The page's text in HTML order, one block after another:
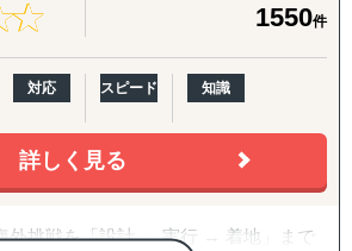
★
★ 1550件
対応 スピード 知識
詳しく見る
外挑戦を「設計 → 実行 → 着地」まで